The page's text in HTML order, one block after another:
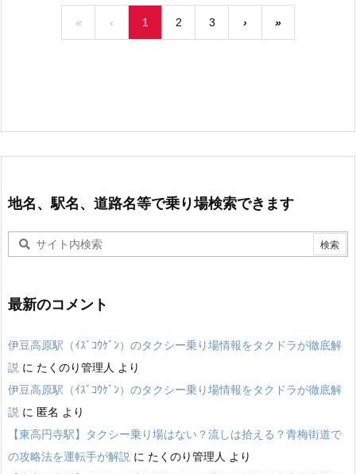
« ‹ 1 2 3 › »
地名、駅名、道路名等で乗り場検索できます
最新のコメント
伊豆高原駅（ｲｽﾞｺｳｹﾞﾝ）のタクシー乗り場情報をタクドラが徹底解
説 に たくのり管理人 より
伊豆高原駅（ｲｽﾞｺｳｹﾞﾝ）のタクシー乗り場情報をタクドラが徹底解
説 に 匿名 より
【東高円寺駅】タクシー乗り場はない？流しは拾える？青梅街道で
の攻略法を運転手が解説 に たくのり管理人 より